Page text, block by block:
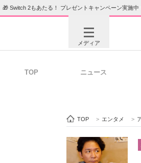
🎁 Switch 2もあたる！ プレゼントキャンペーン実施中
メディア
ビジネスと働き方
TOP ニュース
TOP > エンタメ >